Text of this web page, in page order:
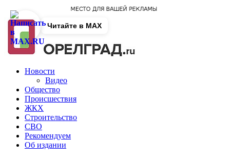
Новости
Видео
Общество
Происшествия
ЖКХ
Строительство
СВО
Рекомендуем
Об издании
Читайте в MAX